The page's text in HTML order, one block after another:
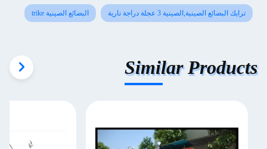
ترايك البضائع الصينية,الصينية 3 عجلة دراجة نارية البضائع الصينية trike
Similar Products